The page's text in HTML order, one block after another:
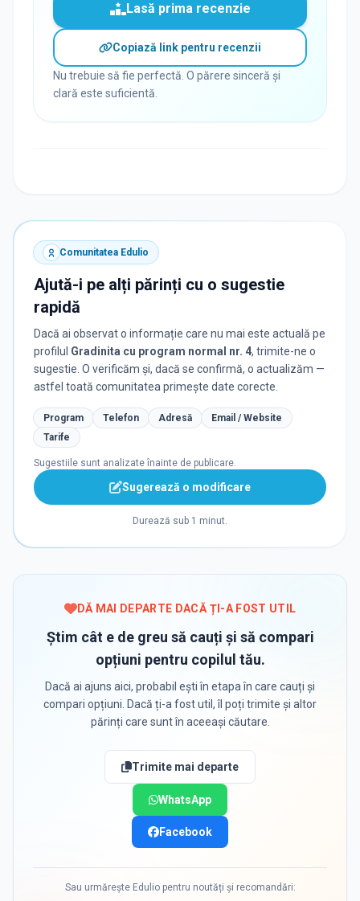
Lasă prima recenzie
Copiază link pentru recenzii
Nu trebuie să fie perfectă. O părere sinceră și
clară este suficientă.
Comunitatea Edulio
Ajută-i pe alți părinți cu o sugestie
rapidă
Dacă ai observat o informație care nu mai este actuală pe
profilul Gradinita cu program normal nr. 4, trimite-ne o
sugestie. O verificăm și, dacă se confirmă, o actualizăm —
astfel toată comunitatea primește date corecte.
Program Telefon Adresă
Email / Website
Tarife
Sugestiile sunt analizate înainte de publicare.
Sugerează o modificare
Durează sub 1 minut.
DĂ MAI DEPARTE DACĂ ȚI-A FOST UTIL
Știm cât e de greu să cauți și să compari
opțiuni pentru copilul tău.
Dacă ai ajuns aici, probabil ești în etapa în care cauți și
compari opțiuni. Dacă ți-a fost util, îl poți trimite și altor
părinți care sunt în aceeași căutare.
Trimite mai departe
WhatsApp
Facebook
Sau urmărește Edulio pentru noutăți și recomandări: